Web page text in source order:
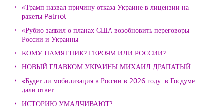
«Трамп назвал причину отказа Украине в лицензии на
ракеты Patriot
«Рубио заявил о планах США возобновить переговоры
России и Украины
КОМУ ПАМЯТНИК? ГЕРОЯМ ИЛИ РОССИИ?
НОВЫЙ ГЛАВКОМ УКРАИНЫ МИХАИЛ ДРАПАТЫЙ
«Будет ли мобилизация в России в 2026 году: в Госдуме
дали ответ
ИСТОРИЮ УМАЛЧИВАЮТ?